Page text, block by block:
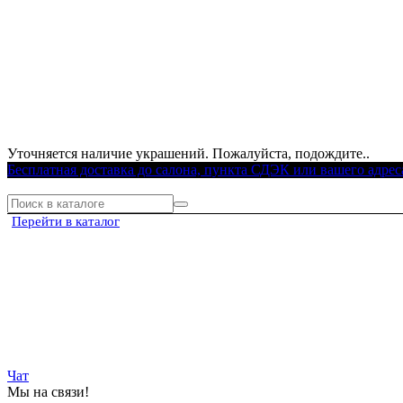
Уточняется наличие украшений. Пожалуйста, подождите..
Бесплатная доставка до салона, пункта СДЭК или вашего
Перейти в каталог
Чат
Мы на связи!